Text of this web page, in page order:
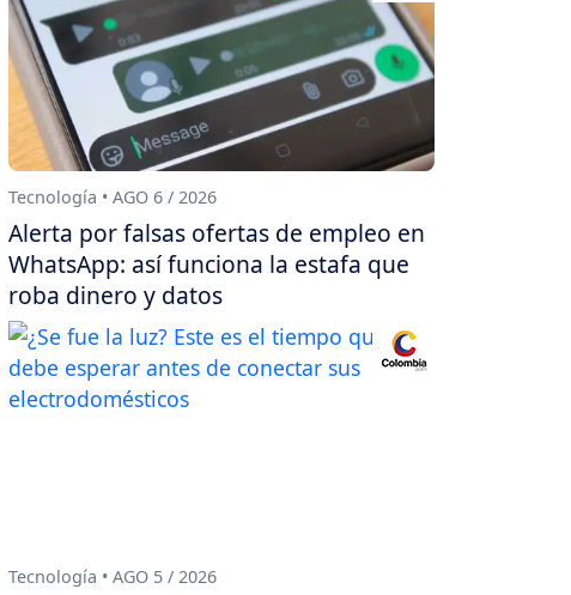
Tecnología • AGO 6 / 2026
Alerta por falsas ofertas de empleo en
WhatsApp: así funciona la estafa que
roba dinero y datos
Tecnología • AGO 5 / 2026